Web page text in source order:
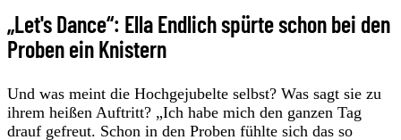
„Let's Dance“: Ella Endlich spürte schon bei den
Proben ein Knistern
Und was meint die Hochgejubelte selbst? Was sagt sie zu
ihrem heißen Auftritt? „Ich habe mich den ganzen Tag
drauf gefreut. Schon in den Proben fühlte sich das so